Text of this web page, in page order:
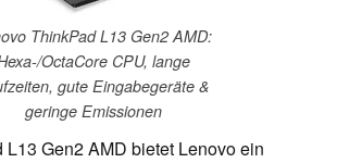
ThinkPad L13 Gen2 AMD:
OctaCore CPU, lange
gute Eingabegeräte &
geringe Emissionen
L13 Gen2 AMD bietet Lenovo ein